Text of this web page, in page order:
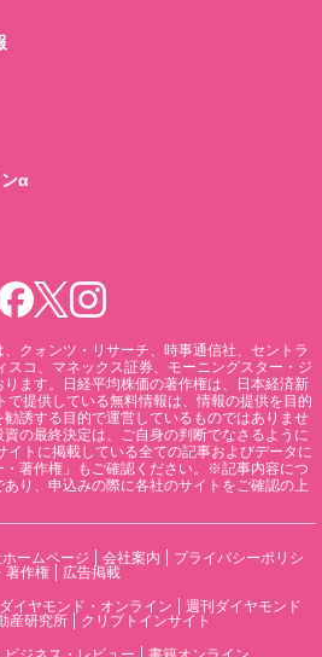
α
クォンツ・リサーチ、時事通信社、セントラ
スコ、マネックス証券、モーニングスター・ジ
ます。日経平均株価の著作権は、日本経済新
で提供している無料情報は、情報の提供を目的
誘する目的で運営しているものではありませ
の最終決定は、ご自身の判断でなさるように
イトに掲載している全ての記事およびデータに
著作権」もご確認ください。※記事内容につ
り、申込みの際に各社のサイトをご確認の上
ームページ 会社案内
プライバシーポリシ
著作権
広告掲載
ダイヤモンド・オンライン
週刊ダイヤモンド
産研究所
クリプトインサイト